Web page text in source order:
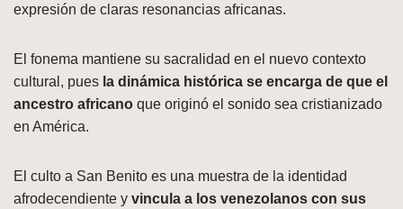
expresión de claras resonancias africanas.
El fonema mantiene su sacralidad en el nuevo contexto
cultural, pues la dinámica histórica se encarga de que el
ancestro africano que originó el sonido sea cristianizado
en América.
El culto a San Benito es una muestra de la identidad
afrodecendiente y vincula a los venezolanos con sus